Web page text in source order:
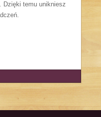
Dzięki temu unikniesz